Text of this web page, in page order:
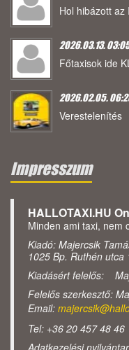
Hol hibázott az
2026.03.13.
Főtaxisok ide
2026.02.05.
Verestelenítés
Impresszum
HALLOTAXI.HU
Minden ami taxi, nem
Kiadó: Majercsik
1025 Bp. Ruthén utca
Kiadásért felelős:
Felelős szerkesztő:
Email:
Tel: +36 20 457 48 46